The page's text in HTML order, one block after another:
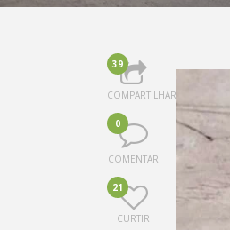
39
COMPARTILHAR
0
COMENTAR
21
CURTIR